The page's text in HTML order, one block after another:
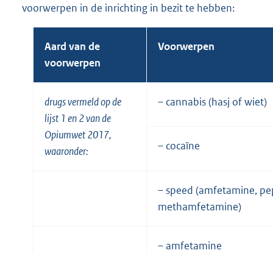
voorwerpen in de inrichting in bezit te hebben:
Aard van de
voorwerpen
Voorwerpen
drugs vermeld op de
lijst 1 en 2 van de
Opiumwet 2017,
waaronder:
– cannabis (hasj of wiet)
– cocaïne
– speed (amfetamine,
methamfetamine)
– amfetamine